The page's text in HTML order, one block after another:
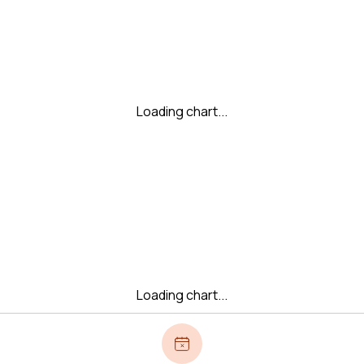
Loading chart...
Loading chart...